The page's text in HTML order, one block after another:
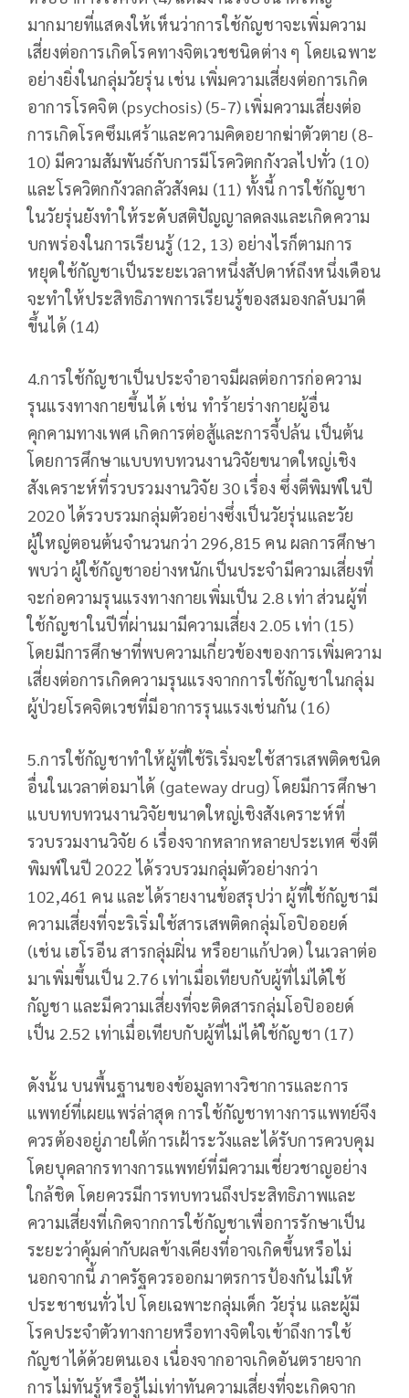
มากมายที่แสดงให้เห็นว่าการใช้กัญชาจะเพิ่มความ
เสี่ยงต่อการเกิดโรคทางจิตเวชชนิดต่าง ๆ โดยเฉพาะ
อย่างยิ่งในกลุ่มวัยรุ่น เช่น เพิ่มความเสี่ยงต่อการเกิด
อาการโรคจิต (psychosis) (5-7) เพิ่มความเสี่ยงต่อ
การเกิดโรคซึมเศร้าและความคิดอยากฆ่าตัวตาย (8-
10) มีความสัมพันธ์กับการมีโรควิตกกังวลไปทั่ว (10)
และโรควิตกกังวลกลัวสังคม (11) ทั้งนี้ การใช้กัญชา
ในวัยรุ่นยังทำให้ระดับสติปัญญาลดลงและเกิดความ
บกพร่องในการเรียนรู้ (12, 13) อย่างไรก็ตามการ
หยุดใช้กัญชาเป็นระยะเวลาหนึ่งสัปดาห์ถึงหนึ่งเดือน
จะทำให้ประสิทธิภาพการเรียนรู้ของสมองกลับมาดี
ขึ้นได้ (14)
4.การใช้กัญชาเป็นประจำอาจมีผลต่อการก่อความ
รุนแรงทางกายขึ้นได้ เช่น ทำร้ายร่างกายผู้อื่น
คุกคามทางเพศ เกิดการต่อสู้และการจี้ปล้น เป็นต้น
โดยการศึกษาแบบทบทวนงานวิจัยขนาดใหญ่เชิง
สังเคราะห์ที่รวบรวมงานวิจัย 30 เรื่อง ซึ่งตีพิมพ์ในปี
2020 ได้รวบรวมกลุ่มตัวอย่างซึ่งเป็นวัยรุ่นและวัย
ผู้ใหญ่ตอนต้นจำนวนกว่า 296,815 คน ผลการศึกษา
พบว่า ผู้ใช้กัญชาอย่างหนักเป็นประจำมีความเสี่ยงที่
จะก่อความรุนแรงทางกายเพิ่มเป็น 2.8 เท่า ส่วนผู้ที่
ใช้กัญชาในปีที่ผ่านมามีความเสี่ยง 2.05 เท่า (15)
โดยมีการศึกษาที่พบความเกี่ยวข้องของการเพิ่มความ
เสี่ยงต่อการเกิดความรุนแรงจากการใช้กัญชาในกลุ่ม
ผู้ป่วยโรคจิตเวชที่มีอาการรุนแรงเช่นกัน (16)
5.การใช้กัญชาทำให้ผู้ที่ใช้ริเริ่มจะใช้สารเสพติดชนิด
อื่นในเวลาต่อมาได้ (gateway drug) โดยมีการศึกษา
แบบทบทวนงานวิจัยขนาดใหญ่เชิงสังเคราะห์ที่
รวบรวมงานวิจัย 6 เรื่องจากหลากหลายประเทศ ซึ่งตี
พิมพ์ในปี 2022 ได้รวบรวมกลุ่มตัวอย่างกว่า
102,461 คน และได้รายงานข้อสรุปว่า ผู้ที่ใช้กัญชามี
ความเสี่ยงที่จะริเริ่มใช้สารเสพติดกลุ่มโอปิออยด์
(เช่น เฮโรอีน สารกลุ่มฝิ่น หรือยาแก้ปวด) ในเวลาต่อ
มาเพิ่มขึ้นเป็น 2.76 เท่าเมื่อเทียบกับผู้ที่ไม่ได้ใช้
กัญชา และมีความเสี่ยงที่จะติดสารกลุ่มโอปิออยด์
เป็น 2.52 เท่าเมื่อเทียบกับผู้ที่ไม่ได้ใช้กัญชา (17)
ดังนั้น บนพื้นฐานของข้อมูลทางวิชาการและการ
แพทย์ที่เผยแพร่ล่าสุด การใช้กัญชาทางการแพทย์จึง
ควรต้องอยู่ภายใต้การเฝ้าระวังและได้รับการควบคุม
โดยบุคลากรทางการแพทย์ที่มีความเชี่ยวชาญอย่าง
ใกล้ชิด โดยควรมีการทบทวนถึงประสิทธิภาพและ
ความเสี่ยงที่เกิดจากการใช้กัญชาเพื่อการรักษาเป็น
ระยะว่าคุ้มค่ากับผลข้างเคียงที่อาจเกิดขึ้นหรือไม่
นอกจากนี้ ภาครัฐควรออกมาตรการป้องกันไม่ให้
ประชาชนทั่วไป โดยเฉพาะกลุ่มเด็ก วัยรุ่น และผู้มี
โรคประจำตัวทางกายหรือทางจิตใจเข้าถึงการใช้
กัญชาได้ด้วยตนเอง เนื่องจากอาจเกิดอันตรายจาก
การไม่ทันรู้หรือรู้ไม่เท่าทันความเสี่ยงที่จะเกิดจาก